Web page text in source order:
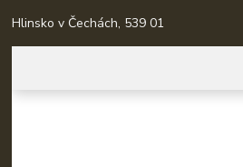
Hlinsko v Čechách, 539 01